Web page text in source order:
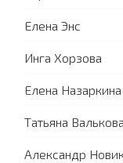
Елена Энс
Инга Хорзова
Елена Назаркина
Татьяна Валькова
Александр